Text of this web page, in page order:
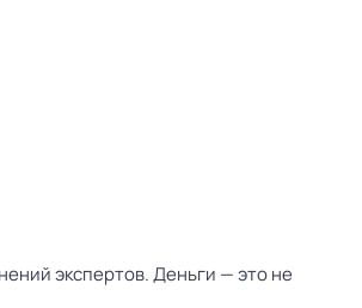
экспертов. Деньги — это не